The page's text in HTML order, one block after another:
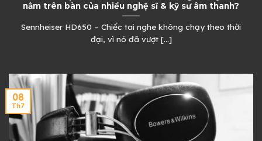
nằm trên bàn của nhiều nghệ sĩ & kỹ sư âm thanh?
Sennheiser HD650 – Chiếc tai nghe không chạy theo thời
đại, vì nó đã vượt [...]
08
Th7